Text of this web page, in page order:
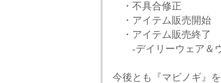
・不具合修正
・アイテム販売開始
・アイテム販売終了
-デイリーウェア＆
今後とも『マビノギ』